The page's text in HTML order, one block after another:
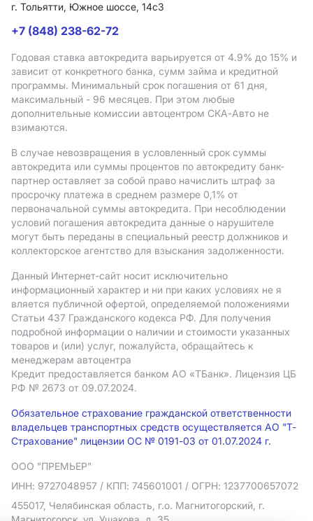
г. Тольятти, Южное шоссе, 14с3
+7 (848) 238-62-72
Годовая ставка автокредита варьируется от 4.9% до 15% и
зависит от конкретного банка, сумм займа и кредитной
программы. Минимальный срок погашения от 61 дня,
максимальный - 96 месяцев. При этом любые
дополнительные комиссии автоцентром СКА-Авто не
взимаются.
В случае невозвращения в условленный срок суммы
автокредита или суммы процентов по автокредиту банк-
партнер оставляет за собой право начислить штраф за
просрочку платежа в среднем размере 0,1% от
первоначальной суммы автокредита. При несоблюдении
условий погашения автокредита данные о нарушителе
могут быть переданы в специальный реестр должников и
коллекторское агентство для взыскания задолженности.
Данный Интернет-сайт носит исключительно
информационный характер и ни при каких условиях не я
вляется публичной офертой, определяемой положениями
Статьи 437 Гражданского кодекса РФ. Для получения
подробной информации о наличии и стоимости указанных
товаров и (или) услуг, пожалуйста, обращайтесь к
менеджерам автоцентра
Кредит предоставляется банком АO «ТБанк». Лицензия ЦБ
РФ № 2673 от 09.07.2024.
Обязательное страхование гражданской ответственности
владельцев транспортных средств осуществляется АО "Т-
Страхование" лицензии ОС № 0191-03 от 01.07.2024 г.
ООО "ПРЕМЬЕР"
ИНН: 9727048957 / КПП: 745601001 / ОГРН: 1237700657072
455017, Челябинская область, г.о. Магнитогорский, г.